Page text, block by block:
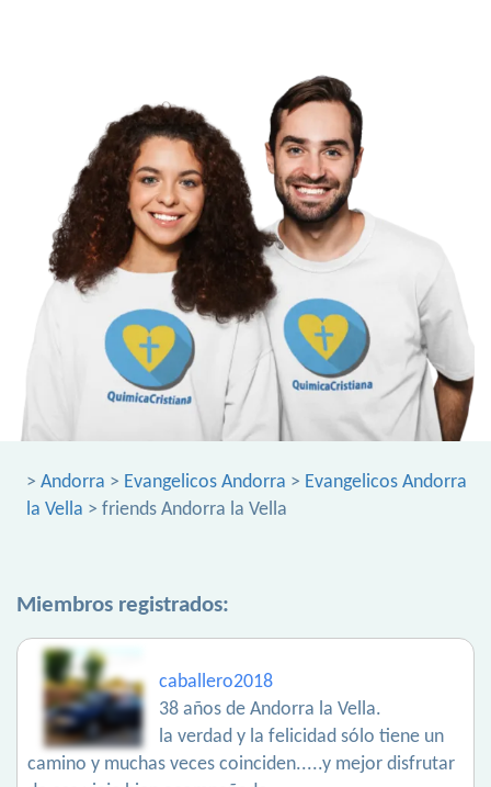
> Andorra > Evangelicos Andorra > Evangelicos Andorra
la Vella > friends Andorra la Vella
Miembros registrados:
caballero2018
38 años de Andorra la Vella.
la verdad y la felicidad sólo tiene un
camino y muchas veces coinciden.....y mejor disfrutar